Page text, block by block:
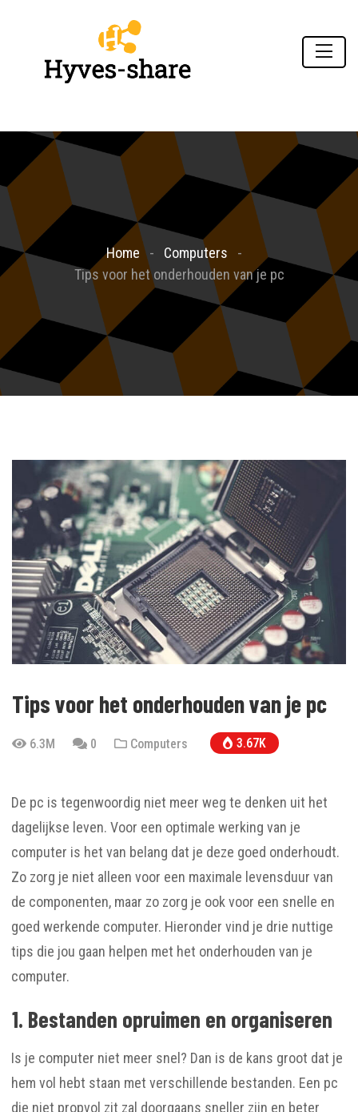
Home
Computers
Tips voor het onderhouden van je pc
Tips voor het onderhouden van je pc
6.3M 0 Computers 3.67K
De pc is tegenwoordig niet meer weg te denken uit het
dagelijkse leven. Voor een optimale werking van je
computer is het van belang dat je deze goed onderhoudt.
Zo zorg je niet alleen voor een maximale levensduur van
de componenten, maar zo zorg je ook voor een snelle en
goed werkende computer. Hieronder vind je drie nuttige
tips die jou gaan helpen met het onderhouden van je
computer.
1. Bestanden opruimen en organiseren
Is je computer niet meer snel? Dan is de kans groot dat je
hem vol hebt staan met verschillende bestanden. Een pc
die niet propvol zit zal doorgaans sneller zijn en beter